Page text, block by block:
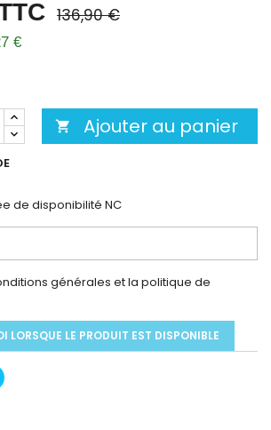
136,90 €
€
 Ajouter au panier
de disponibilité NC
générales et la politique de
LORSQUE LE PRODUIT EST DISPONIBLE